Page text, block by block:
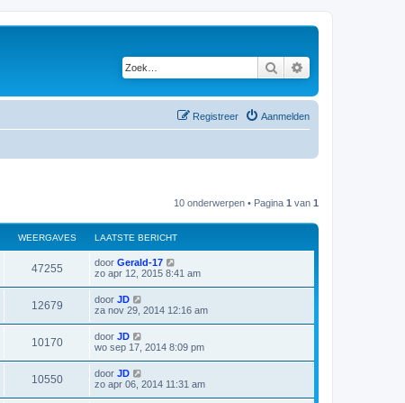
Zoek
Aanmelden
Registreer
10 onderwerpen • Pagina 1 van 1
WEERGAVES LAATSTE BERICHT
47255 door Gerald-17
zo apr 12, 2015 8:41 am
12679 door JD
za nov 29, 2014 12:16 am
10170 door JD
wo sep 17, 2014 8:09 pm
10550 door JD
zo apr 06, 2014 11:31 am